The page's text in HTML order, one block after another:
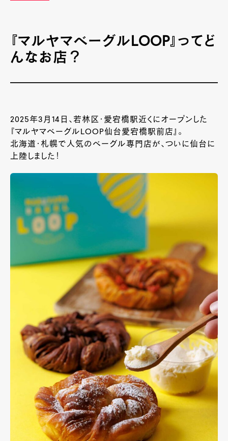
『マルヤマベーグルLOOP』ってど
んなお店？
2025年3月14日、若林区・愛宕橋駅近くにオープンした
『マルヤマベーグルLOOP仙台愛宕橋駅前店』。
北海道・札幌で人気のベーグル専門店が、ついに仙台に
上陸しました！